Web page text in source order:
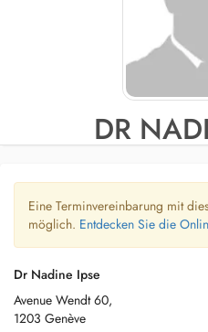
DR
Eine Terminvereinbarung mit
möglich. Entdecken Sie die
Dr Nadine Ipse
Avenue Wendt 60,
1203 Genève